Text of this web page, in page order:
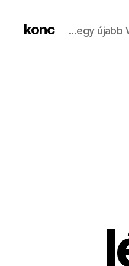
konc ...egy újabb